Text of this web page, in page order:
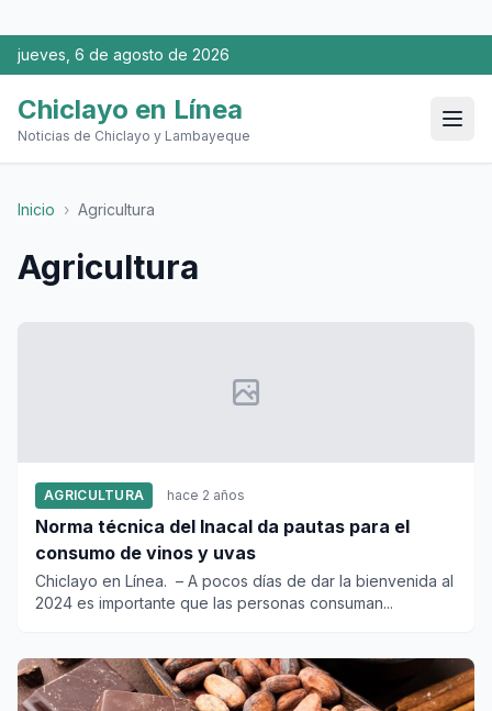
jueves, 6 de agosto de 2026
Chiclayo en Línea
Noticias de Chiclayo y Lambayeque
Inicio › Agricultura
Agricultura
AGRICULTURA hace 2 años
Norma técnica del Inacal da pautas para el
consumo de vinos y uvas
Chiclayo en Línea. – A pocos días de dar la bienvenida al
2024 es importante que las personas consuman...